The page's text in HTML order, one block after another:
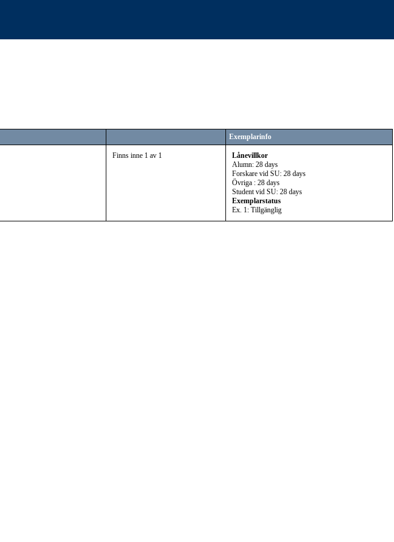
Exemplarinfo
Finns inne 1 av 1
Lånevillkor
Alumn: 28 days
Forskare vid SU: 28 days
Övriga : 28 days
Student vid SU: 28 days
Exemplarstatus
Ex. 1: Tillgänglig